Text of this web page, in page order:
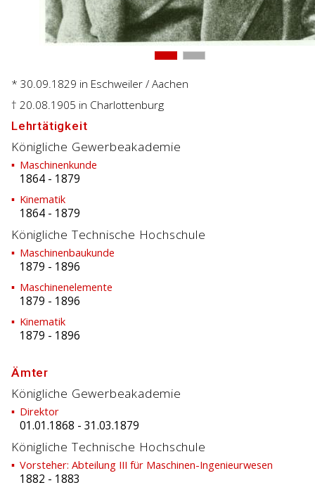
* 30.09.1829 in Eschweiler / Aachen
† 20.08.1905 in Charlottenburg
Lehrtätigkeit
Königliche Gewerbeakademie
Maschinenkunde
1864 - 1879
Kinematik
1864 - 1879
Königliche Technische Hochschule
Maschinenbaukunde
1879 - 1896
Maschinenelemente
1879 - 1896
Kinematik
1879 - 1896
Ämter
Königliche Gewerbeakademie
Direktor
01.01.1868 - 31.03.1879
Königliche Technische Hochschule
Vorsteher: Abteilung III für Maschinen-Ingenieurwesen
1882 - 1883